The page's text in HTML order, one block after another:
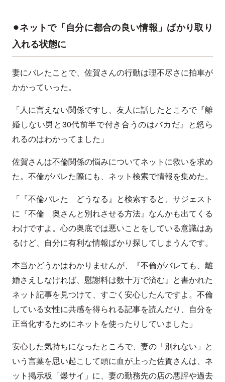
⚫︎ネットで「自分に都合の良い情報」ばかり取り
入れる状態に
妻にバレたことで、佐賀さんの行動は理不尽さに拍車が
かかっていった。
「人に言えない関係ですし、友人に話したところで『離
婚しない男と30代前半で付き合うのはバカだ』と怒ら
れるのはわかってました」
佐賀さんは不倫関係の悩みについてネットに救いを求め
た。不倫がバレた際にも、ネット検索で情報を集めた。
「『不倫バレた どうなる』と検索すると、サジェスト
に『不倫 奥さんと別れさせる方法』なんかも出てくる
わけですよ。心の奥底では悪いことをしている意識はあ
るけど、自分に有利な情報ばかり探してしまうんです。
本当かどうかはわかりませんが、『不倫がバレても、離
婚さえしなければ、慰謝料は数十万で済む』と書かれた
ネット記事を見つけて、すごく安心したんですよ。不倫
している女性に共感を得られる記事を読んだり、自分を
正当化するためにネットを使ったりしていました」
安心した気持ちになったところで、妻の「別れない」と
いう言葉を思い起こして頭に血が上った佐賀さんは、ネ
ット掲示板「爆サイ」に、妻の勤務先の店の悪評や過去